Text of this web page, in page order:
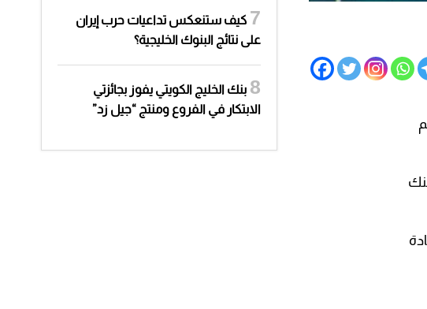
كيف ستنعكس تداعيات حرب إيران
على نتائج البنوك الخليجية؟
بنك الخليج الكويتي يفوز بجائزتي
الابتكار في الفروع ومنتج “جيل زد”